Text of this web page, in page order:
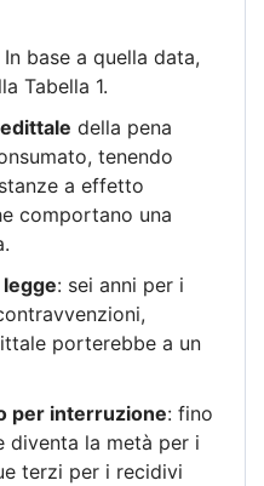
In base a quella data,
Tabella 1.
della pena
tenendo
a effetto
comportano una
: sei anni per i
porterebbe a un
per interruzione: fino
diventa la metà per i
terzi per i recidivi